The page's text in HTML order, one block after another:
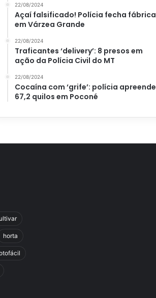
22/08/2024
Açaí falsificado! Polícia fecha fábrica
em Várzea Grande
22/08/2024
Traficantes ‘delivery’: 8 presos em
ação da Polícia Civil do MT
22/08/2024
Cocaína com ‘grife’: polícia apreende
67,2 quilos em Poconé
horta